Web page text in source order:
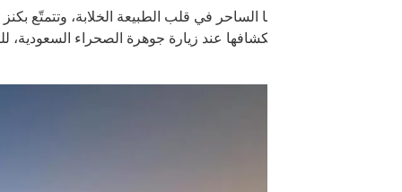
الساحر في قلب الطبيعة الخلابة، وتتمتّع بكنز وفير من الشواهد
عند زيارة جوهرة الصحراء السعودية، للتعرّف على ماضيها